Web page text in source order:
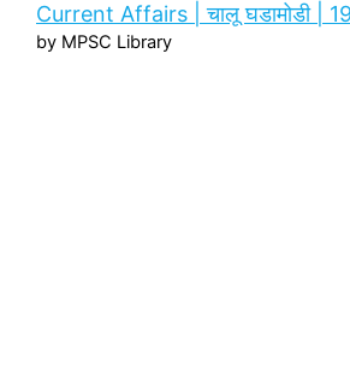
Current Affairs | चालू घडामोडी |
by MPSC Library